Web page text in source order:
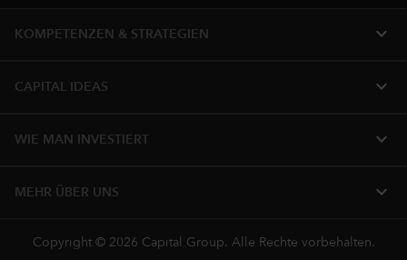
KOMPETENZEN & STRATEGIEN expand_more
CAPITAL IDEAS expand_more
WIE MAN INVESTIERT expand_more
MEHR ÜBER UNS expand_more
Copyright © 2026 Capital Group. Alle Rechte vorbehalten.